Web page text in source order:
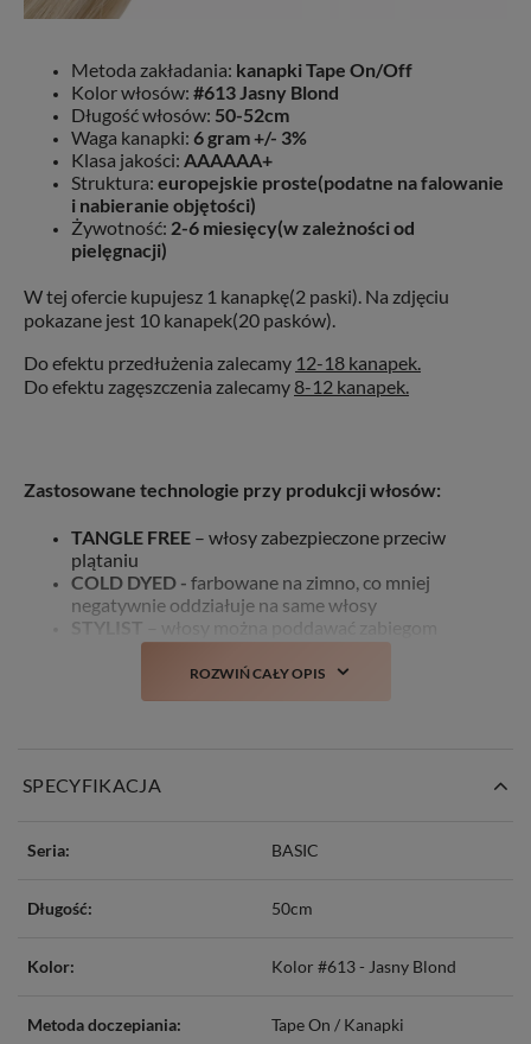
Metoda zakładania: kanapki Tape On/Off
Kolor włosów: #613 Jasny Blond
Długość włosów: 50-52cm
Waga kanapki: 6 gram +/- 3%
Klasa jakości: AAAAAA+
Struktura: europejskie proste(podatne na falowanie
i nabieranie objętości)
Żywotność: 2-6 miesięcy(w zależności od
pielęgnacji)
W tej ofercie kupujesz 1 kanapkę(2 paski). Na zdjęciu
pokazane jest 10 kanapek(20 pasków).
Do efektu przedłużenia zalecamy 12-18 kanapek.
Do efektu zagęszczenia zalecamy 8-12 kanapek.
Zastosowane technologie przy produkcji włosów:
TANGLE FREE – włosy zabezpieczone przeciw
plątaniu
COLD DYED - farbowane na zimno, co mniej
negatywnie oddziałuje na same włosy
STYLIST – włosy można poddawać zabiegom
stylistycznym takim jak: farbowanie, prostowanie,
kręcenie czy obcinanie
NO MATTING
ROZWIŃ CAŁY OPIS
SPECYFIKACJA
Seria: BASIC
Długość: 50cm
Kolor: Kolor #613 - Jasny Blond
Metoda doczepiania: Tape On / Kanapki